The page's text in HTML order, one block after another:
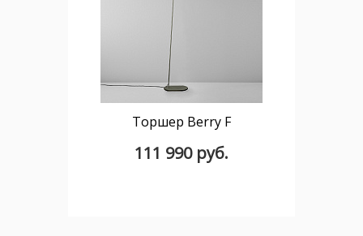
Торшер Berry F
111 990 руб.